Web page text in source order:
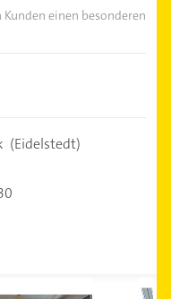
einen besonderen
(Eidelstedt)